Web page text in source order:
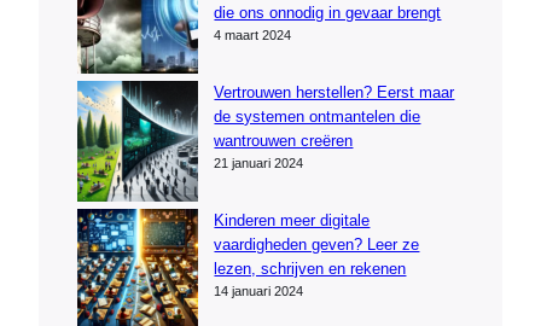
die ons onnodig in gevaar brengt
4 maart 2024
Vertrouwen herstellen? Eerst maar
de systemen ontmantelen die
wantrouwen creëren
21 januari 2024
Kinderen meer digitale
vaardigheden geven? Leer ze
lezen, schrijven en rekenen
14 januari 2024